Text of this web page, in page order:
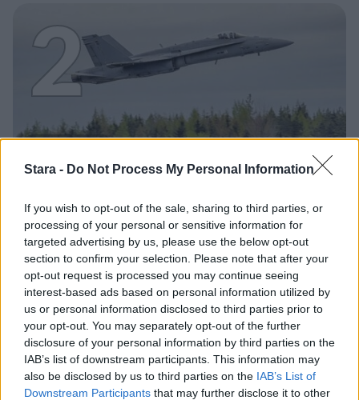
Stara - Do Not Process My Personal Information
If you wish to opt-out of the sale, sharing to third parties, or
processing of your personal or sensitive information for
targeted advertising by us, please use the below opt-out
section to confirm your selection. Please note that after your
opt-out request is processed you may continue seeing
interest-based ads based on personal information utilized by
us or personal information disclosed to third parties prior to
your opt-out. You may separately opt-out of the further
disclosure of your personal information by third parties on the
IAB’s list of downstream participants. This information may
also be disclosed by us to third parties on the IAB’s List of
Downstream Participants that may further disclose it to other
2
F/A-18 Hornet jyrähtää ylilennolle
Jyväskylässä – katuja suljetaan
3